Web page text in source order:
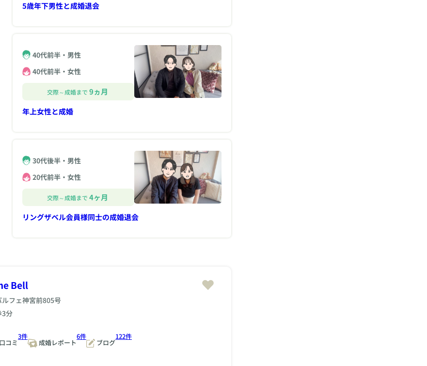
5歳年下男性と成婚退会
40代前半・男性
40代前半・女性
交際～成婚まで 9ヵ月
年上女性と成婚
30代後半・男性
20代前半・女性
交際～成婚まで 4ヶ月
リングザベル会員様同士の成婚退会
Bell
フェ神宮前805号
3分
口コミ
3件
成婚レポート
6件
ブログ
122件